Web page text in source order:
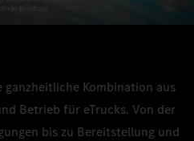
Kombination aus
Betrieb für eTrucks. Von der
bis zu Bereitstellung und